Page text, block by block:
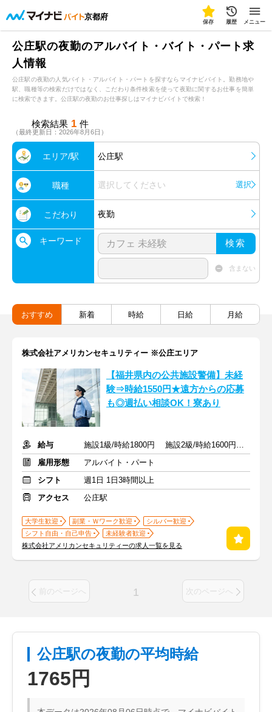
京都府
保存 履歴 メニュー
公庄駅の夜勤のアルバイト・バイト・パート求
人情報
公庄駅の夜勤の人気バイト・アルバイト・パートを探すならマイナビバイト。勤務地や
駅、職種等の検索だけではなく、こだわり条件検索を使って夜勤に関するお仕事を簡単
に検索できます。公庄駅の夜勤のお仕事探しはマイナビバイトで検索！
検索結果 1 件
（最終更新日：2026年8月6日）
エリア/駅 公庄駅
職種 選択してください 選択
こだわり 夜勤
キーワード 検索
含まない
おすすめ 新着 時給 日給 月給
株式会社アメリカンセキュリティー ※公庄エリア
【福井県内の公共施設警備】未経
験⇒時給1550円★遠方からの応募
も◎週払い相談OK！寮あり
給与
施設1級/時給1800円 施設2級/時給1600円 未経験/時給1550円
雇用形態
アルバイト・パート
シフト
週1日 1日3時間以上
アクセス
公庄駅
大学生歓迎 副業・Ｗワーク歓迎
シルバー歓迎
シフト自由・自己申告
未経験者歓迎
株式会社アメリカンセキュリティーの求人一覧を見る
前のページへ 1 次のページへ
公庄駅の夜勤の平均時給
1765円